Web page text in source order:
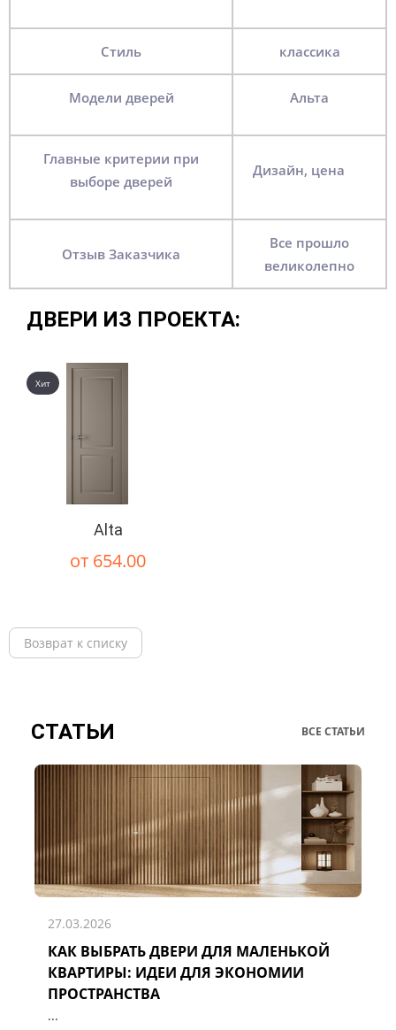
Стиль классика
Модели дверей Альта
Главные критерии при
выборе дверей
Дизайн, цена
Отзыв Заказчика
Все прошло
великолепно
ДВЕРИ ИЗ ПРОЕКТА:
Alta
от 654.00
Хит
Возврат к списку
СТАТЬИ ВСЕ СТАТЬИ
27.03.2026
КАК ВЫБРАТЬ ДВЕРИ ДЛЯ МАЛЕНЬКОЙ
КВАРТИРЫ: ИДЕИ ДЛЯ ЭКОНОМИИ
ПРОСТРАНСТВА
...